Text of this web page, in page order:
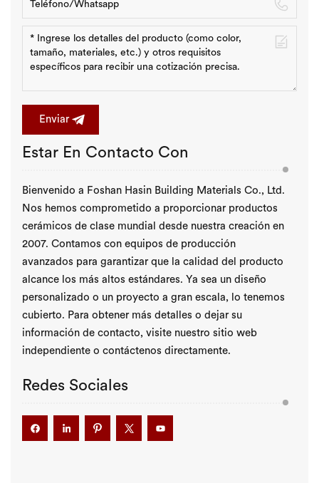
Enviar
Estar En Contacto Con
Bienvenido a Foshan Hasin Building Materials Co., Ltd.
Nos hemos comprometido a proporcionar productos
cerámicos de clase mundial desde nuestra creación en
2007. Contamos con equipos de producción
avanzados para garantizar que la calidad del producto
alcance los más altos estándares. Ya sea un diseño
personalizado o un proyecto a gran escala, lo tenemos
cubierto. Para obtener más detalles o dejar su
información de contacto, visite nuestro sitio web
independiente o contáctenos directamente.
Redes Sociales